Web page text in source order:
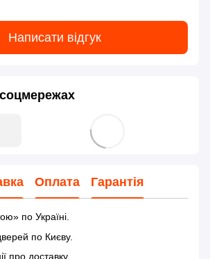
Написати відгук
Оплата Гарантія
по Україні.
по Києву.
про доставку